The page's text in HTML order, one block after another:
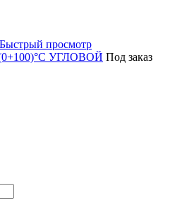
Быстрый просмотр
УГЛОВОЙ Под заказ